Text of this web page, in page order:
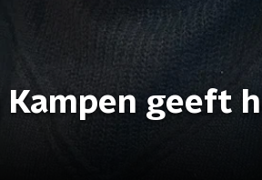
Kampen geeft